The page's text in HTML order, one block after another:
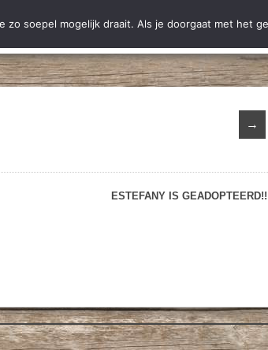
Hobodogs Ter adoptie Adoptie Nieuws
→
ESTEFANY IS GEADOPTEERD!!
soepel mogelijk draait. Als je doorgaat met het